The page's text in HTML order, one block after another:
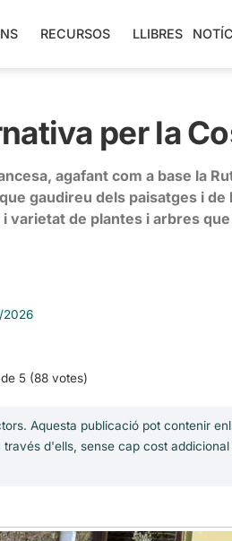
RECURSOS LLIBRES
per la
agafant com a base la
gaudireu dels paisatges i de
de plantes i arbres
2026
5 (88 votes)
Aquesta publicació pot contenir
d'ells, sense cap cost